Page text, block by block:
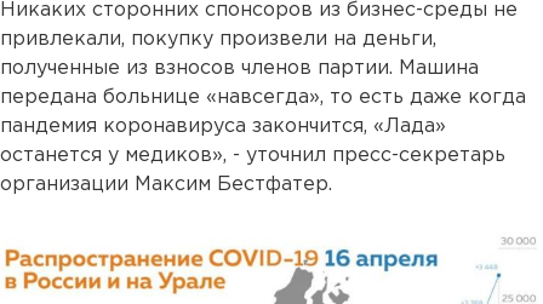
Никаких сторонних спонсоров из бизнес-среды не
привлекали, покупку произвели на деньги,
полученные из взносов членов партии. Машина
передана больнице «навсегда», то есть даже когда
пандемия коронавируса закончится, «Лада»
останется у медиков», - уточнил пресс-секретарь
организации Максим Бестфатер.